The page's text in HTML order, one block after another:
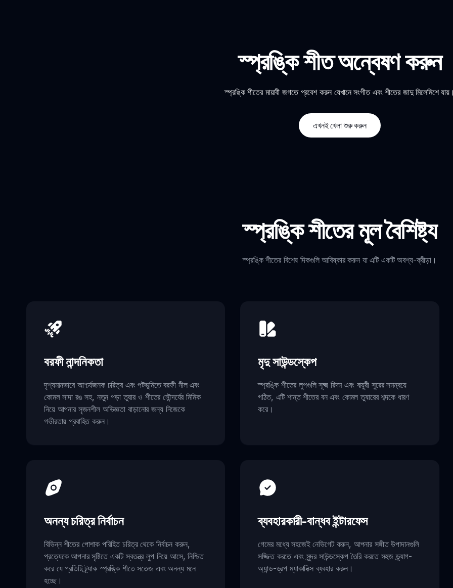
স্প্রঙ্কি শীত অন্বেষণ করুন
স্প্রঙ্কি শীতের মায়াবী জগতে প্রবেশ করুন যেখানে সংগীত এবং শীতের জাদু মিলেমিশে
এখনই খেলা শুরু করুন
স্প্রঙ্কি শীতের মূল বৈশিষ্ট্য
স্প্রঙ্কি শীতের বিশেষ দিকগুলি আবিষ্কার করুন যা এটি একটি অবশ্য-ক্রীড়া।
বরফী নান্দনিকতা
দৃশ্যমানভাবে আশ্চর্যজনক চরিত্র এবং পটভূমিতে বরফী নীল এবং
কোমল সাদা রঙ সহ, নতুন পড়া তুষার ও শীতের সৌন্দর্যের মিমিক
নিয়ে আপনার সৃজনশীল অভিজ্ঞতা বাড়ানোর জন্য নিজেকে
গভীরতায় প্রবাহিত করুন।
মৃদু সাউন্ডস্কেপ
স্প্রঙ্কি শীতের লুপগুলি সূক্ষ্ম রিদম এবং বায়ুরী সুরের সমন্বয়ে
গঠিত, এটি শান্ত শীতের বন এবং কোমল তুষারের শব্দকে ধারণ
করে।
অনন্য চরিত্র নির্বাচন
বিভিন্ন শীতের পোশাক পরিহিত চরিত্র থেকে নির্বাচন করুন,
প্রত্যেকে আপনার সৃষ্টিতে একটি স্বতন্ত্র লুপ নিয়ে আসে, নিশ্চিত
করে যে প্রতিটি ট্র্যাক স্প্রঙ্কি শীতে সতেজ এবং অনন্য মনে
হচ্ছে।
ব্যবহারকারী-বান্ধব ইন্টারফেস
গেমের মধ্যে সহজেই নেভিগেট করুন, আপনার সঙ্গীত উপাদানগুলি
সজ্জিত করতে এবং সুন্দর সাউন্ডস্কেপ তৈরি করতে সহজ ড্র্যাগ-
অ্যান্ড-ড্রপ ম্যাকানিক্স ব্যবহার করুন।